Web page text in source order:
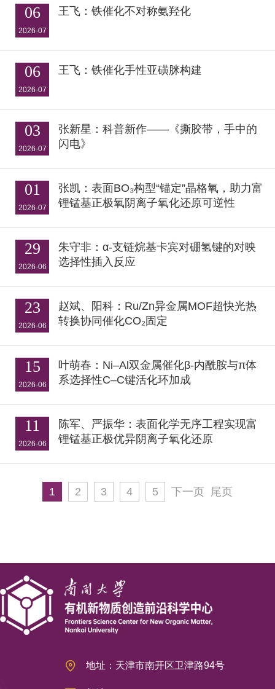
06
2026-07
王飞：铁催化不对称氨羟化
06
2026-07
王飞：铁催化手性亚磺脒构建
03
2026-07
张新星：科普新作——《撕胶带，手中的
闪电》
01
2026-07
张凯：表面BO₃构型“锚定”晶格氧，助力富
锂锰基正极氧阴离子氧化还原可逆性
29
2026-06
朱守非：α-支链烷基卡宾对硼氢键的对映
选择性插入反应
23
2026-06
赵斌、阳科：Ru/Zn异金属MOF超快光热
转换协同催化CO₂固定
15
2026-06
叶萌春：Ni–Al双金属催化β-内酰胺与π体
系选择性C–C键活化环加成
11
2026-06
陈军、严振华：表面化学无序工程实现富
锂锰基正极优异阴离子氧化还原
1 2 3 4 5 下一页 尾页
地址：天津市南开区卫津路94号